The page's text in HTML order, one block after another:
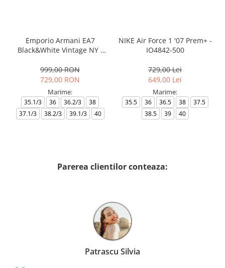
Emporio Armani EA7
Black&White Vintage NY -
999,00 RON
729,00 RON
Marime:
35.1/3 36 36.2/3
38
37.1/3
38.2/3 39.1/3 40
NIKE Air Force 1 '07 Prem+ -
IO4842-500
729,00 Lei
649,00 Lei
Marime:
35.5 36 36.5 38
37.5
38.5
39 40
Parerea clientilor conteaza:
Patrascu Silvia